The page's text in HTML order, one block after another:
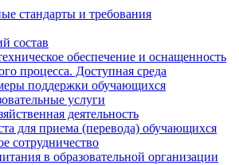
стандарты и требования
состав
обеспечение и оснащенность
процесса. Доступная среда
поддержки обучающихся
услуги
деятельность
для приема (перевода) обучающихся
сотрудничество
в образовательной организации